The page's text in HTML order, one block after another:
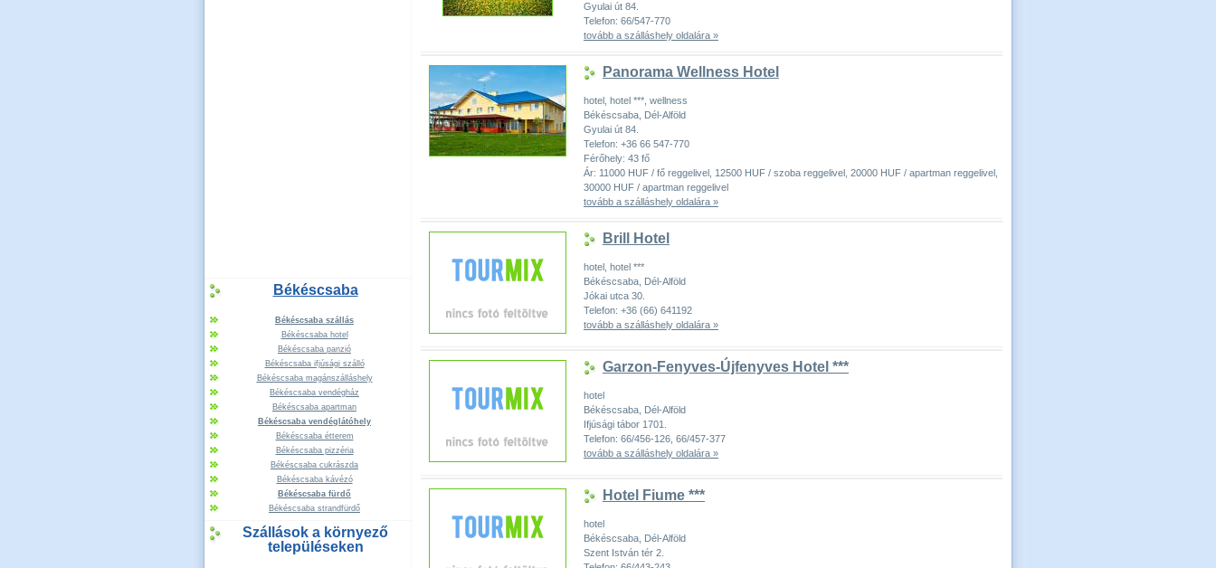
Békéscsaba
Békéscsaba szállás
Békéscsaba hotel
Békéscsaba panzió
Békéscsaba ifjúsági szálló
Békéscsaba magánszálláshely
Békéscsaba vendégház
Békéscsaba apartman
Békéscsaba vendéglátóhely
Békéscsaba étterem
Békéscsaba pizzéria
Békéscsaba cukrászda
Békéscsaba kávézó
Békéscsaba fürdő
Békéscsaba strandfürdő
Szállások a környező
településeken
Gyulai út 84.
Telefon: 66/547-770
tovább a szálláshely oldalára »
Panorama Wellness Hotel
hotel, hotel ***, wellness
Békéscsaba, Dél-Alföld
Gyulai út 84.
Telefon: +36 66 547-770
Férőhely: 43 fő
Ár: 11000 HUF / fő reggelivel, 12500 HUF / szoba reggelivel, 20000 HUF / apartman reggelivel,
30000 HUF / apartman reggelivel
tovább a szálláshely oldalára »
Brill Hotel
hotel, hotel ***
Békéscsaba, Dél-Alföld
Jókai utca 30.
Telefon: +36 (66) 641192
tovább a szálláshely oldalára »
Garzon-Fenyves-Újfenyves Hotel ***
hotel
Békéscsaba, Dél-Alföld
Ifjúsági tábor 1701.
Telefon: 66/456-126, 66/457-377
tovább a szálláshely oldalára »
Hotel Fiume ***
hotel
Békéscsaba, Dél-Alföld
Szent István tér 2.